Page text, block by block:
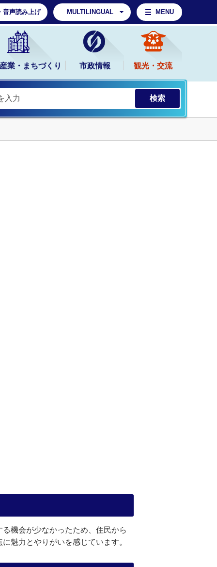
音声読み上げ MULTILINGUAL MENU
業・まちづくり 市政情報 観光・交流
機会が少なかったため、住民から
魅力とやりがいを感じています。